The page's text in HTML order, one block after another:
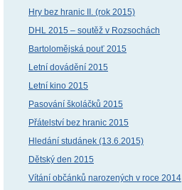
Hry bez hranic II. (rok 2015)
DHL 2015 – soutěž v Rozsochách
Bartolomějská pouť 2015
Letní dovádění 2015
Letní kino 2015
Pasování školáčků 2015
Přátelství bez hranic 2015
Hledání studánek (13.6.2015)
Dětský den 2015
Vítání občánků narozených v roce 2014